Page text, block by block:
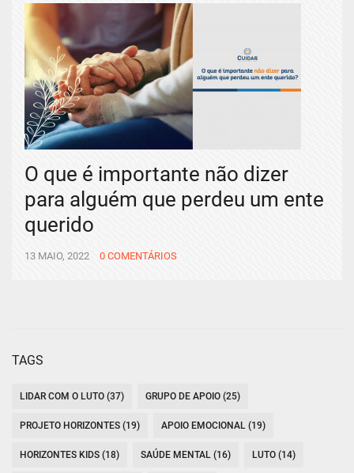
O que é importante não dizer
para alguém que perdeu um ente
querido
13 MAIO, 2022 0 COMENTÁRIOS
TAGS
LIDAR COM O LUTO (37) GRUPO DE APOIO (25)
PROJETO HORIZONTES (19) APOIO EMOCIONAL (19)
HORIZONTES KIDS (18) SAÚDE MENTAL (16) LUTO (14)